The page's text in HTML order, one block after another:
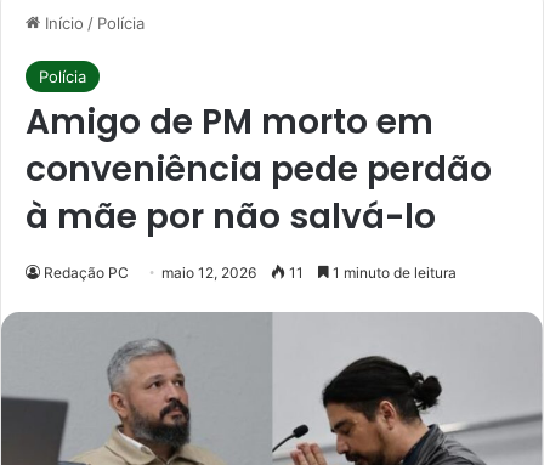
Início / Polícia
Polícia
Amigo de PM morto em
conveniência pede perdão
à mãe por não salvá-lo
Redação PC maio 12, 2026 11 1 minuto de leitura